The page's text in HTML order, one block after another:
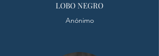
LOBO NEGRO
Anónimo